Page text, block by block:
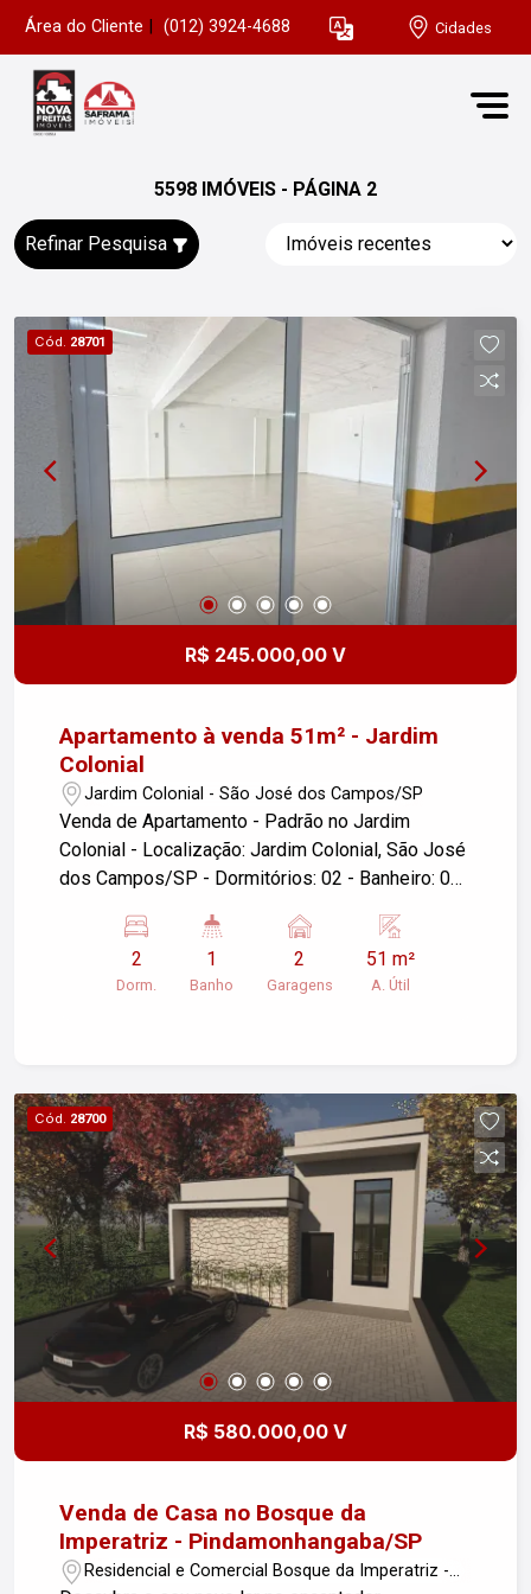
Área do Cliente (012) 3924-4688 Cidades
5598 IMÓVEIS - PÁGINA 2
Refinar Pesquisa
Cód. 28701
R$ 245.000,00 V
Apartamento à venda 51m² - Jardim
Colonial
Jardim Colonial - São José dos Campos/SP
Venda de Apartamento - Padrão no Jardim
Colonial - Localização: Jardim Colonial, São José
dos Campos/SP - Dormitórios: 02 - Banheiro: 01
Garagens: 02 - Área útil: 51m² Este apartamento é
ideal para quem busca conforto e praticidade em
uma boa localização. Para mais informações ou
2
Dorm.
1
Banho
2
Garagens
51 m²
A. Útil
Cód. 28700
R$ 580.000,00 V
Venda de Casa no Bosque da
Imperatriz - Pindamonhangaba/SP
Residencial e Comercial Bosque da Imperatriz -